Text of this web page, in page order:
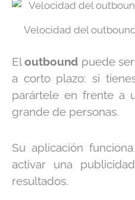
Velocidad del
Eloutbound puede ser
a corto plazo: si
parártele en frente a
grande de personas.
Su aplicación
activar una
resultados.